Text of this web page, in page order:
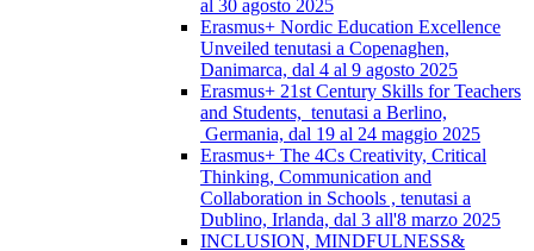
al 30 agosto 2025
Erasmus+ Nordic Education Excellence
Unveiled tenutasi a Copenaghen,
Danimarca, dal 4 al 9 agosto 2025
Erasmus+ 21st Century Skills for Teachers
and Students, tenutasi a Berlino,
Germania, dal 19 al 24 maggio 2025
Erasmus+ The 4Cs Creativity, Critical
Thinking, Communication and
Collaboration in Schools , tenutasi a
Dublino, Irlanda, dal 3 all'8 marzo 2025
INCLUSION, MINDFULNESS&